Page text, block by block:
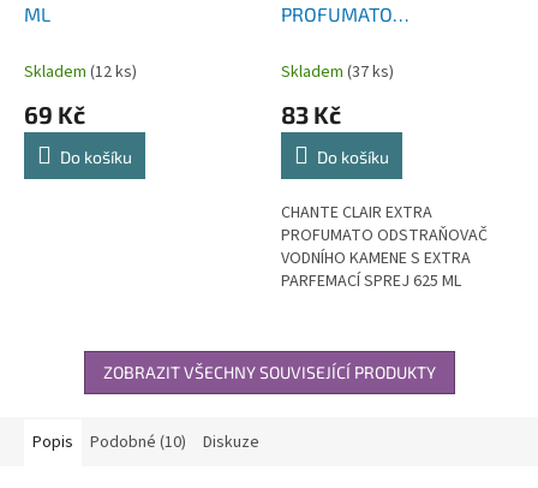
ML
Skladem (12 ks)
69 Kč
Do košíku
PROFUMATO
KAMENE S EXTRA
Skladem (37 ks)
83 Kč
Do košíku
CHANTE CLAIR EXTRA
PROFUMATO ODSTRAŇOVAČ
VODNÍHO KAMENE S EXTRA
PARFEMACÍ SPREJ 625 ML
ZOBRAZIT VŠECHNY SOUVISEJÍCÍ PRODUKTY
Popis Podobné (10) Diskuze